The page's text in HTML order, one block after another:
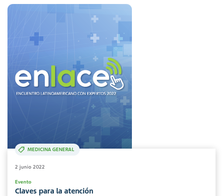
MEDICINA GENERAL
2 junio 2022
Evento
Claves para la atención